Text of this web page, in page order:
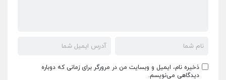
ذخیره نام، ایمیل و وبسایت من در مرورگر برای زمانی که دوباره
دیدگاهی می‌نویسم.